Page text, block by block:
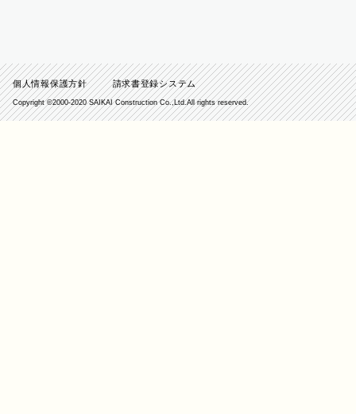
個人情報保護方針 請求書登録システム
Copyright ©️2000-2020 SAIKAI Construction Co.,Ltd.All rights reserved.